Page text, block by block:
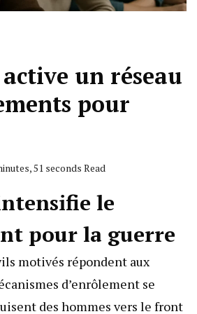
un réseau
pour
51 seconds Read
le
pour la guerre
motivés répondent aux
d’enrôlement se
des hommes vers le front